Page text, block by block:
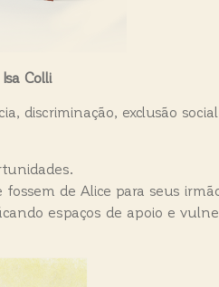
Colli
discriminação, exclusão
fossem de Alice para seus
espaços de apoio e